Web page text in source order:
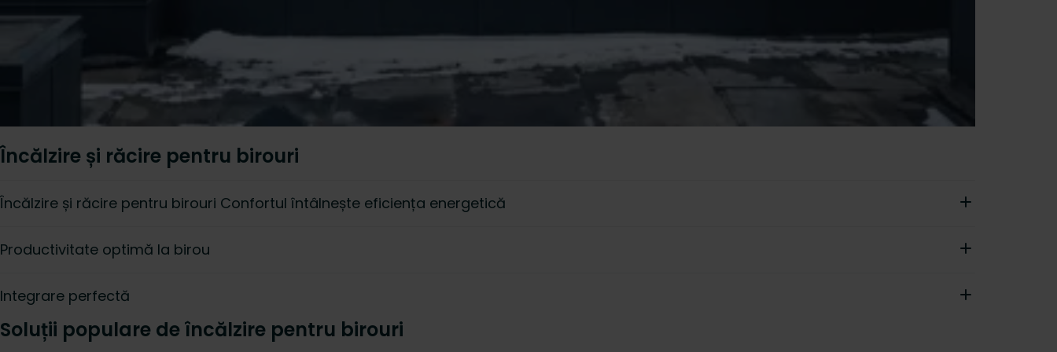
Încălzire și răcire pentru birouri
Încălzire și răcire pentru birouri Confortul întâlnește eficiența energetică
Productivitate optimă la birou
Integrare perfectă
Soluții populare de încălzire pentru birouri